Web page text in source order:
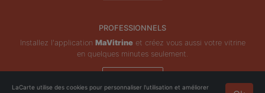
PROFESSIONNELS
Installez l'application MaVitrineet créez vous aussi votre vitrine
en quelques minutes seulement.
En savoir plus
LaCarte utilise des cookies pour personnaliser l'utilisation et améliorer